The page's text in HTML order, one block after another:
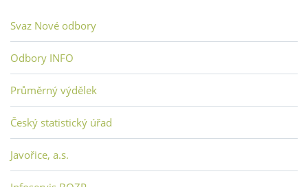
Svaz Nové odbory
Odbory INFO
Průměrný výdělek
Český statistický úřad
Javořice, a.s.